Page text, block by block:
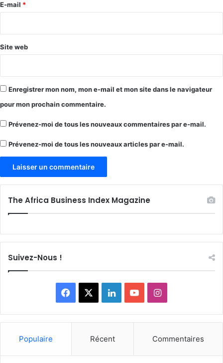
e
E-mail *
Site web
Enregistrer mon nom, mon e-mail et mon site dans le navigateur
pour mon prochain commentaire.
Prévenez-moi de tous les nouveaux commentaires par e-mail.
Prévenez-moi de tous les nouveaux articles par e-mail.
The Africa Business Index Magazine
Suivez-Nous !
Facebook LinkedinYouTubeInstagram
Populaire Récent Commentaires